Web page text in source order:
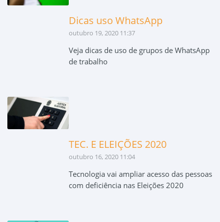
Dicas uso WhatsApp
outubro 19, 2020 11:37
Veja dicas de uso de grupos de WhatsApp
de trabalho
TEC. E ELEIÇÕES 2020
outubro 16, 2020 11:04
Tecnologia vai ampliar acesso das pessoas
com deficiência nas Eleições 2020